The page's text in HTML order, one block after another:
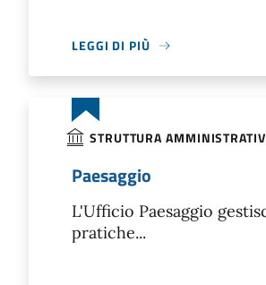
LEGGI DI PIÙ
STRUTTURA
Paesaggio
L'Ufficio Paesaggio
pratiche...